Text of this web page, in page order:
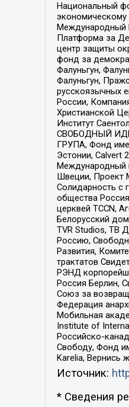
Национальный
экономическому
Международный
Платформа за
центр защиты
фонд за
Фалуньгун,
Фалуньгун,
русскоязычных
России,
Христианской
Институт
СВОБОДНЫЙ
ГРУПА, Фонд
Эстонии, Calvert
Международный
Швеции, Проект
Солидарность с
общества
церквей TCCN,
Белорусский
TVR Studios, ТВ
Россию,
Развития,
трактатов
РЭНД
Россия Берлин,
Союз за
Федерация
Мобильная
Institute of
Российско-
Свободу, Фонд
Karelia, Вернись
Источник:
* Сведения